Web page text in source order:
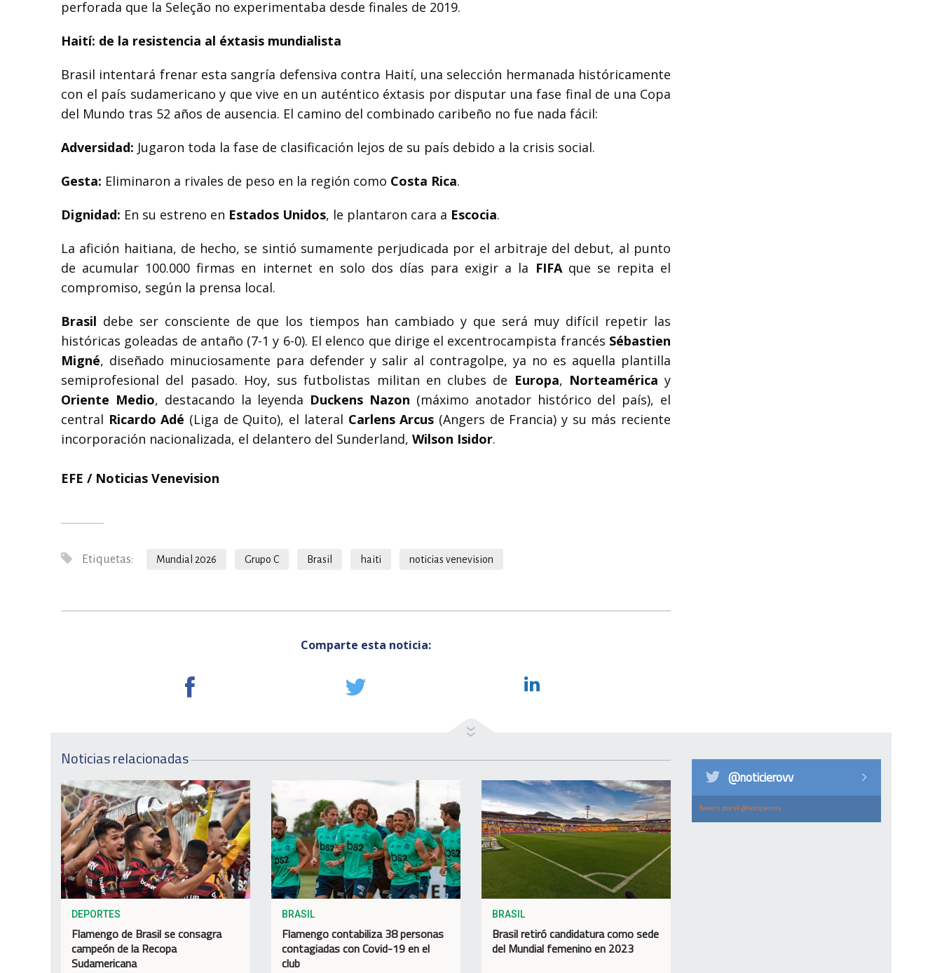
perforada que la Seleção no experimentaba desde finales de 2019.
Haití: de la resistencia al éxtasis mundialista
Brasil intentará frenar esta sangría defensiva contra Haití, una selección hermanada históricamente
con el país sudamericano y que vive en un auténtico éxtasis por disputar una fase final de una Copa
del Mundo tras 52 años de ausencia. El camino del combinado caribeño no fue nada fácil:
Adversidad: Jugaron toda la fase de clasificación lejos de su país debido a la crisis social.
Gesta: Eliminaron a rivales de peso en la región como Costa Rica.
Dignidad: En su estreno en Estados Unidos, le plantaron cara a Escocia.
La afición haitiana, de hecho, se sintió sumamente perjudicada por el arbitraje del debut, al punto
de acumular 100.000 firmas en internet en solo dos días para exigir a la FIFAque se repita el
compromiso, según la prensa local.
Brasil debe ser consciente de que los tiempos han cambiado y que será muy difícil repetir las
históricas goleadas de antaño (7-1 y 6-0). El elenco que dirige el excentrocampista francés Sébastien
Migné, diseñado minuciosamente para defender y salir al contragolpe, ya no es aquella plantilla
semiprofesional del pasado. Hoy, sus futbolistas militan en clubes de Europa, Norteamérica y
Oriente Medio, destacando la leyenda Duckens Nazon (máximo anotador histórico del país), el
central Ricardo Adé (Liga de Quito), el lateral Carlens Arcus (Angers de Francia) y su más reciente
incorporación nacionalizada, el delantero del Sunderland, Wilson Isidor.
EFE / Noticias Venevision
Etiquetas: Mundial 2026 Grupo C Brasil haiti noticias venevision
Comparte esta noticia:
Noticias relacionadas
DEPORTES
Flamengo de Brasil se consagra
campeón de la Recopa
Sudamericana
BRASIL
Flamengo contabiliza 38 personas
contagiadas con Covid-19 en el
club
BRASIL
Brasil retiró candidatura como sede
del Mundial femenino en 2023
@noticierovv
Tweets por el @noticierovv.